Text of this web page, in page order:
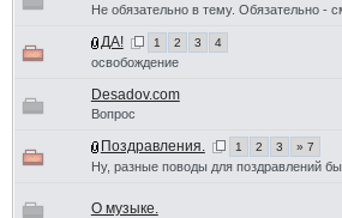
Не обязательно в тему. Обязательно -
ДА! 1 2 3 4
освобождение
Desadov.com
Вопрос
Поздравления. 1 2 3 » 7
Ну, разные поводы для поздравлений
О музыке.